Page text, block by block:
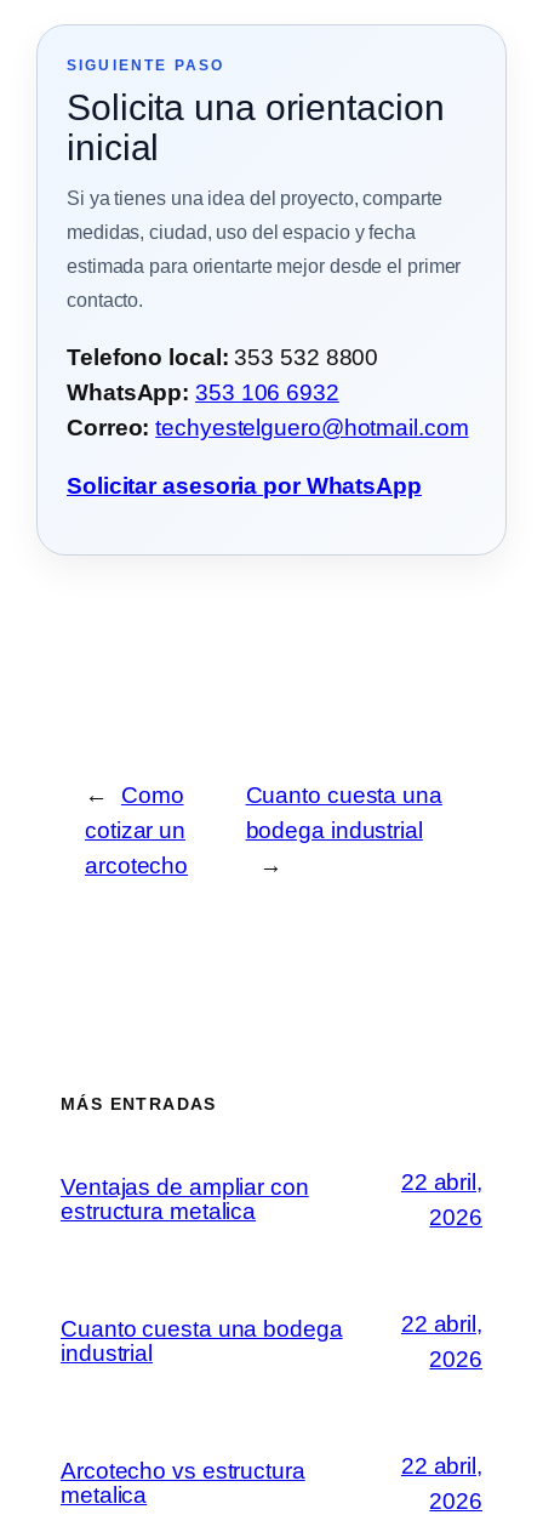
SIGUIENTE PASO
Solicita una orientacion
inicial
Si ya tienes una idea del proyecto, comparte
medidas, ciudad, uso del espacio y fecha
estimada para orientarte mejor desde el primer
contacto.
Telefono local: 353 532 8800
WhatsApp: 353 106 6932
Correo: techyestelguero@hotmail.com
Solicitar asesoria por WhatsApp
←
Como
cotizar un
arcotecho
Cuanto cuesta una
bodega industrial
→
MÁS ENTRADAS
Ventajas de ampliar con
estructura metalica
22 abril,
2026
Cuanto cuesta una bodega
industrial
22 abril,
2026
Arcotecho vs estructura
metalica
22 abril,
2026